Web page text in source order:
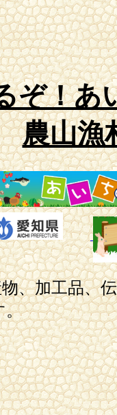
ぞ！あ
農山漁
、加工品、
。